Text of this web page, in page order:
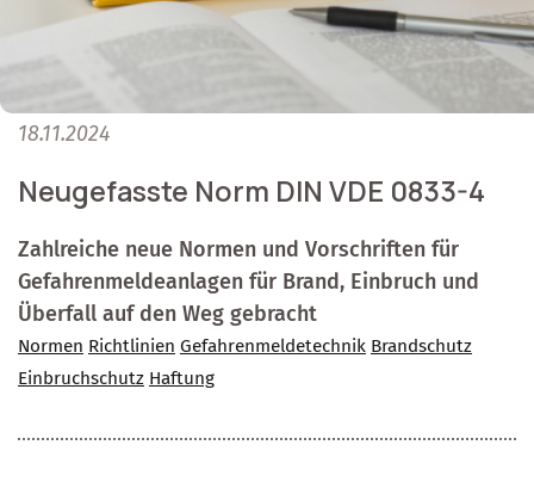
18.11.2024
Neugefasste Norm DIN VDE 0833-4
Zahlreiche neue Normen und Vorschriften für
Gefahrenmeldeanlagen für Brand, Einbruch und
Überfall auf den Weg gebracht
Normen Richtlinien Gefahrenmeldetechnik Brandschutz
Einbruchschutz Haftung